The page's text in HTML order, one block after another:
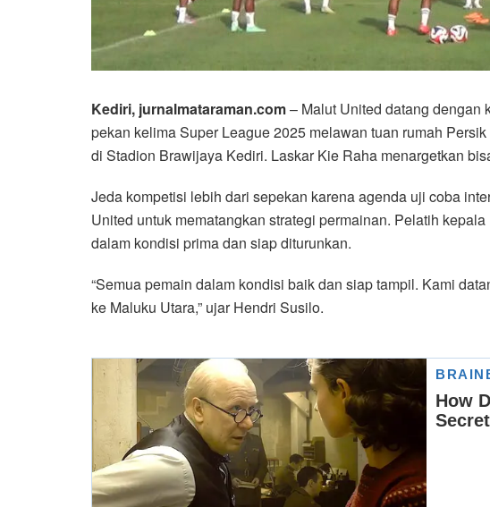
Kediri, jurnalmataraman.com– Malut United datang dengan
pekan kelima Super League 2025 melawan tuan rumah
di Stadion Brawijaya Kediri. Laskar Kie Raha menargetkan
Jeda kompetisi lebih dari sepekan karena agenda uji coba
United untuk mematangkan strategi permainan. Pelatih
dalam kondisi prima dan siap diturunkan.
“Semua pemain dalam kondisi baik dan siap tampil. Kami
ke Maluku Utara,” ujar Hendri Susilo.